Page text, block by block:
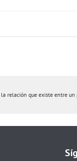
relación que existe entre